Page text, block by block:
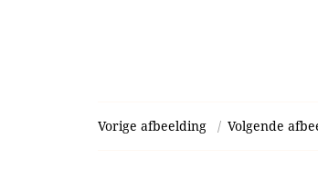
Vorige afbeelding Volgende